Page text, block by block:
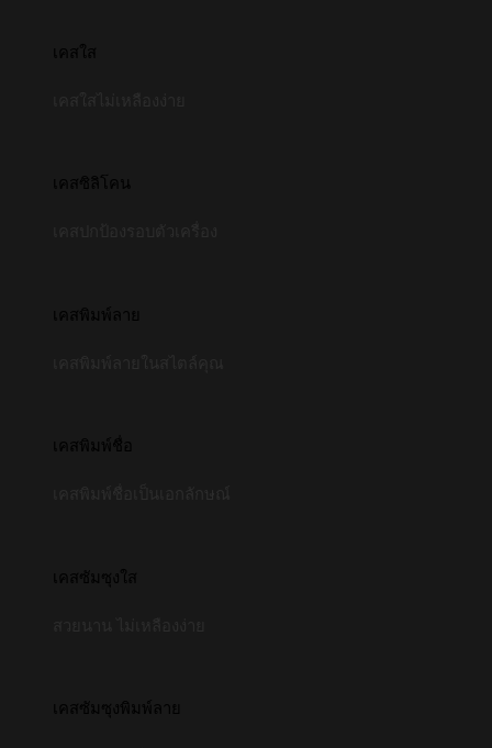
เคสใส
เคสซิลิโคน
เคสพิมพ์ลาย
เคสพิมพ์ชื่อ
เคสซัมซุงใส
เคสซัมซุงพิมพ์ลาย